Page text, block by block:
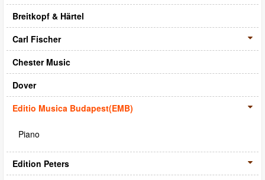
出版社
日本樂譜
音樂繪本・故事
中國民樂
Breitkopf & Härtel
Carl Fischer
Chester Music
Dover
Editio Musica Budapest(EMB)
Piano
Edition Peters